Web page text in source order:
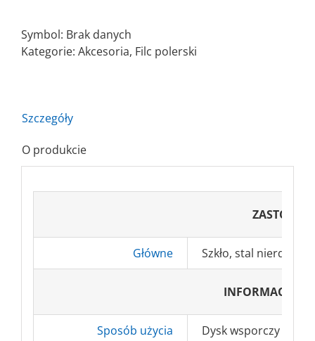
na
rzep
Symbol: Brak danych
Kategorie: Akcesoria, Filc polerski
Szczegóły
O produkcie
Główne Szkło, stal
INFORMACJE
Sposób użycia Dysk wsporczy